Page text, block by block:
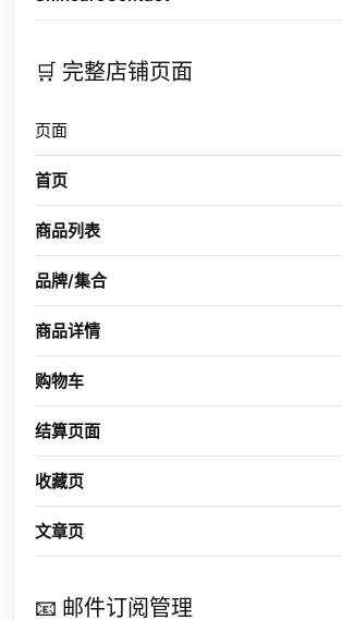
🛒 完整店铺页面
页面
首页
商品列表
品牌/集合
商品详情
购物车
结算页面
收藏页
文章页
📧 邮件订阅管理